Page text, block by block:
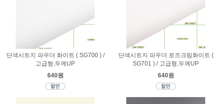
단색시트지 파우더 화이트 ( SG700 ) /
고급형,두께UP
640원
단색시트지 파우더 로즈크림화이트 (
SG701 ) / 고급형,두께UP
640원